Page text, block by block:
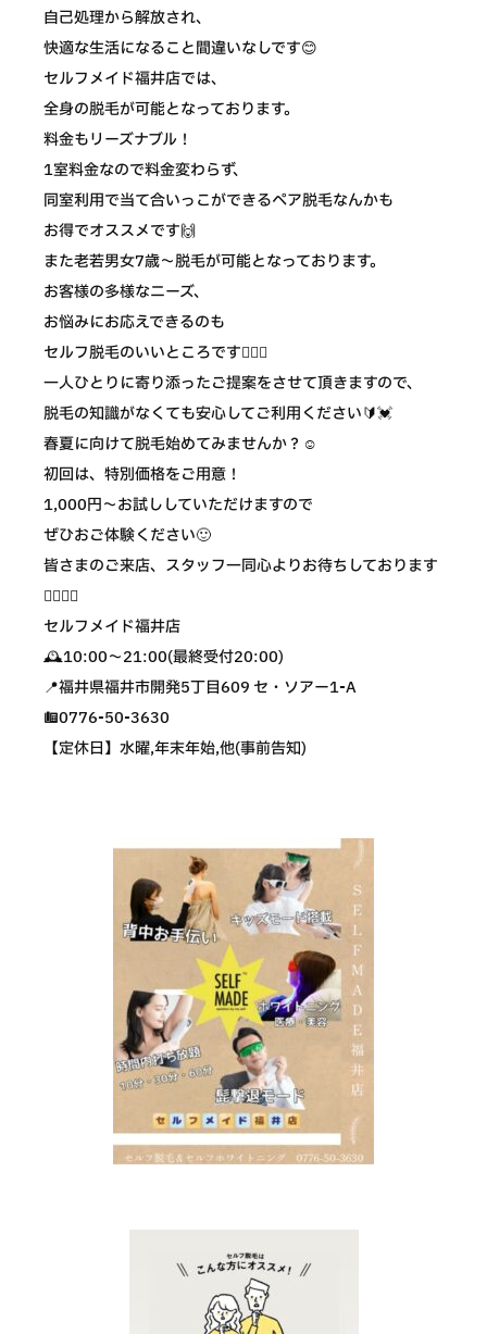
自己処理から解放され、
快適な生活になること間違いなしです😊
セルフメイド福井店では、
全身の脱毛が可能となっております。
料金もリーズナブル！
1室料金なので料金変わらず、
同室利用で当て合いっこができるペア脱毛なんかも
お得でオススメです🙌
また老若男女7歳〜脱毛が可能となっております。
お客様の多様なニーズ、
お悩みにお応えできるのも
セルフ脱毛のいいところです💁🏻‍♀️
一人ひとりに寄り添ったご提案をさせて頂きますので、
脱毛の知識がなくても安心してご利用ください🔰💓
春夏に向けて脱毛始めてみませんか？☺️
初回は、特別価格をご用意！
1,000円〜お試ししていただけますので
ぜひおご体験ください🙂
皆さまのご来店、スタッフ一同心よりお待ちしております
🙇🏻‍♀️✨
セルフメイド福井店
🕰10:00〜21:00(最終受付20:00)
📍福井県福井市開発5丁目609 セ・ソアー1-A
☎️0776-50-3630
【定休日】水曜,年末年始,他(事前告知)